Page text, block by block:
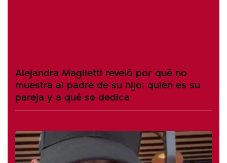
Alejandra Maglietti reveló por qué no
muestra al padre de su hijo: quién es su
pareja y a qué se dedica